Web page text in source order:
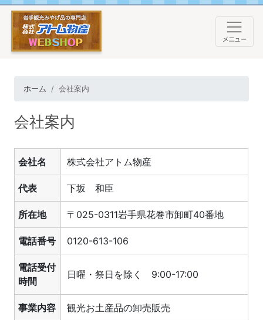
ホーム 会社案内
会社案内
会社名 株式会社アトム物産
代表 下坂 和臣
所在地 〒025-0311岩手県花巻市卸町40番地
電話番号 0120-613-106
電話受付
時間
日曜・祭日を除く 9:00-17:00
事業内容 観光お土産品の卸売販売